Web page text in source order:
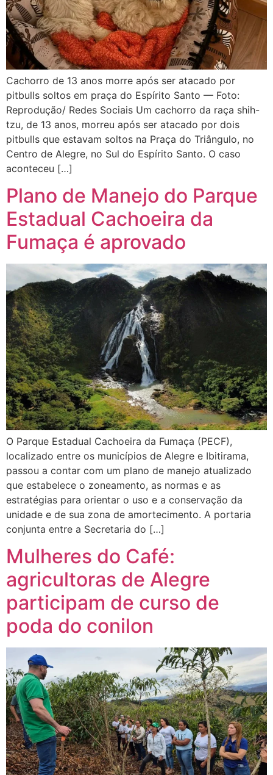
Cachorro de 13 anos morre após ser atacado por
pitbulls soltos em praça do Espírito Santo — Foto:
Reprodução/ Redes Sociais Um cachorro da raça shih-
tzu, de 13 anos, morreu após ser atacado por dois
pitbulls que estavam soltos na Praça do Triângulo, no
Centro de Alegre, no Sul do Espírito Santo. O caso
aconteceu […]
Plano de Manejo do Parque
Estadual Cachoeira da
Fumaça é aprovado
O Parque Estadual Cachoeira da Fumaça (PECF),
localizado entre os municípios de Alegre e Ibitirama,
passou a contar com um plano de manejo atualizado
que estabelece o zoneamento, as normas e as
estratégias para orientar o uso e a conservação da
unidade e de sua zona de amortecimento. A portaria
conjunta entre a Secretaria do […]
Mulheres do Café:
agricultoras de Alegre
participam de curso de
poda do conilon